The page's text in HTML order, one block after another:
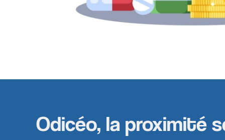
Odicéo, la proximité